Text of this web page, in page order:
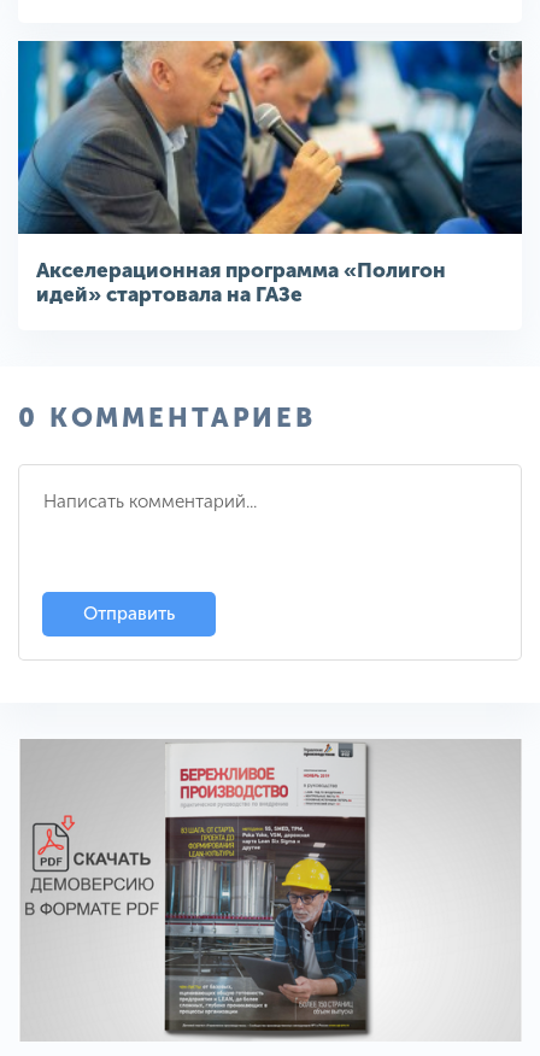
Акселерационная программа «Полигон
идей» стартовала на ГАЗе
0 КОММЕНТАРИЕВ
Отправить